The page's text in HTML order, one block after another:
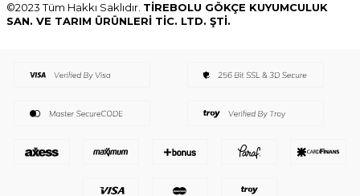
©2023 Tüm Hakkı Saklıdır. TİREBOLU GÖKÇE KUYUMCULUK
SAN. VE TARIM ÜRÜNLERİ TİC. LTD. ŞTİ.